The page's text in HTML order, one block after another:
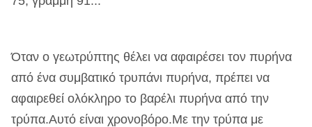
Όταν ο γεωτρύπτης θέλει να αφαιρέσει τον πυρήνα
από ένα συμβατικό τρυπάνι πυρήνα, πρέπει να
αφαιρεθεί ολόκληρο το βαρέλι πυρήνα από την
τρύπα.Αυτό είναι χρονοβόρο.Με την τρύπα με